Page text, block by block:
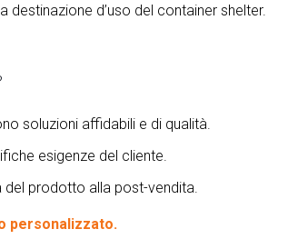
d’uso del container shelter.
soluzioni affidabili e di qualità.
esigenze del cliente.
prodotto alla post-vendita.
personalizzato.